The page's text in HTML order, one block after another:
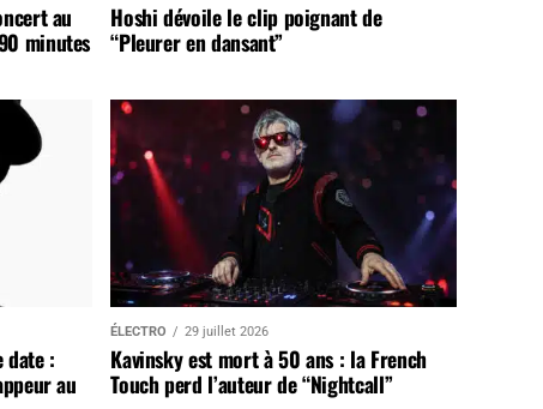
au
minutes
Hoshi dévoile le clip poignant de
“Pleurer en dansant”
date :
au
ÉLECTRO 29 juillet 2026
Kavinsky est mort à 50 ans : la French
Touch perd l’auteur de “Nightcall”